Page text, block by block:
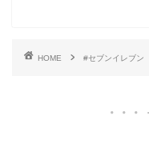
HOME #セブンイレブン